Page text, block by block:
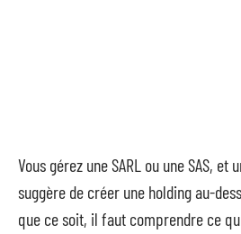
Vous gérez une SARL ou une SAS, et
suggère de créer une holding au-
que ce soit, il faut comprendre ce